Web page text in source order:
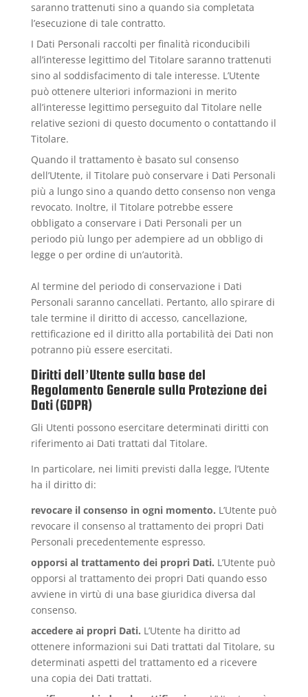
saranno trattenuti sino a quando sia completata
l’esecuzione di tale contratto.
I Dati Personali raccolti per finalità riconducibili
all’interesse legittimo del Titolare saranno trattenuti
sino al soddisfacimento di tale interesse. L’Utente
può ottenere ulteriori informazioni in merito
all’interesse legittimo perseguito dal Titolare nelle
relative sezioni di questo documento o contattando il
Titolare.
Quando il trattamento è basato sul consenso
dell’Utente, il Titolare può conservare i Dati Personali
più a lungo sino a quando detto consenso non venga
revocato. Inoltre, il Titolare potrebbe essere
obbligato a conservare i Dati Personali per un
periodo più lungo per adempiere ad un obbligo di
legge o per ordine di un’autorità.
Al termine del periodo di conservazione i Dati
Personali saranno cancellati. Pertanto, allo spirare di
tale termine il diritto di accesso, cancellazione,
rettificazione ed il diritto alla portabilità dei Dati non
potranno più essere esercitati.
Diritti dell’Utente sulla base del
Regolamento Generale sulla Protezione dei
Dati (GDPR)
Gli Utenti possono esercitare determinati diritti con
riferimento ai Dati trattati dal Titolare.
In particolare, nei limiti previsti dalla legge, l’Utente
ha il diritto di:
revocare il consenso in ogni momento. L’Utente può
revocare il consenso al trattamento dei propri Dati
Personali precedentemente espresso.
opporsi al trattamento dei propri Dati. L’Utente può
opporsi al trattamento dei propri Dati quando esso
avviene in virtù di una base giuridica diversa dal
consenso.
accedere ai propri Dati. L’Utente ha diritto ad
ottenere informazioni sui Dati trattati dal Titolare, su
determinati aspetti del trattamento ed a ricevere
una copia dei Dati trattati.